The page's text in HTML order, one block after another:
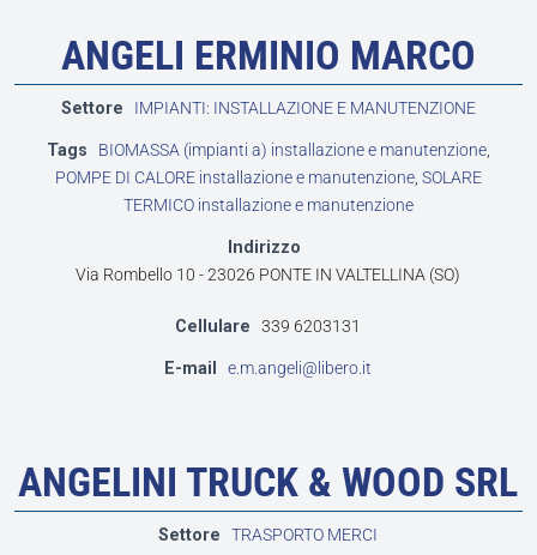
ANGELI ERMINIO MARCO
Settore IMPIANTI: INSTALLAZIONE E MANUTENZIONE
Tags BIOMASSA (impianti a) installazione e manutenzione,
POMPE DI CALORE installazione e manutenzione, SOLARE
TERMICO installazione e manutenzione
Indirizzo
Via Rombello 10 - 23026 PONTE IN VALTELLINA (SO)
Cellulare 339 6203131
E-mail e.m.angeli@libero.it
ANGELINI TRUCK & WOOD SRL
Settore TRASPORTO MERCI